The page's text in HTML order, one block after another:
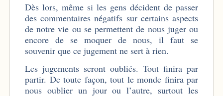
Dès lors, même si les gens décident de passer
des commentaires négatifs sur certains aspects
de notre vie ou se permettent de nous juger ou
encore de se moquer de nous, il faut se
souvenir que ce jugement ne sert à rien.
Les jugements seront oubliés. Tout finira par
partir. De toute façon, tout le monde finira par
nous oublier un jour ou l’autre, surtout les